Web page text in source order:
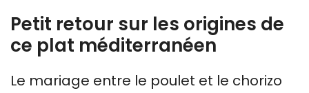
Petit retour sur les origines de
ce plat méditerranéen
Le mariage entre le poulet et le chorizo